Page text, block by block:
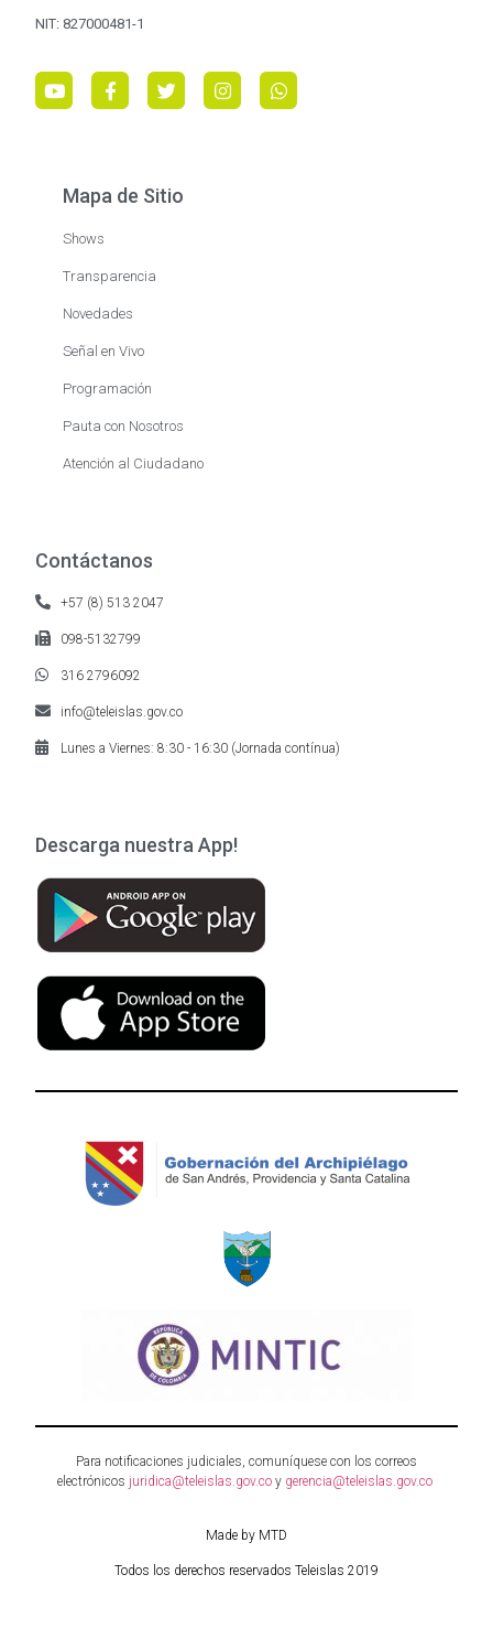
NIT: 827000481-1
Mapa de Sitio
Shows
Transparencia
Novedades
Señal en Vivo
Programación
Pauta con Nosotros
Atención al Ciudadano
Contáctanos
+57 (8) 513 2047
098-5132799
316 2796092
info@teleislas.gov.co
Lunes a Viernes: 8:30 - 16:30 (Jornada contínua)
Descarga nuestra App!
Para notificaciones judiciales, comuníquese con los correos
electrónicos juridica@teleislas.gov.co y gerencia@teleislas.gov.co
Made by MTD
Todos los derechos reservados Teleislas 2019